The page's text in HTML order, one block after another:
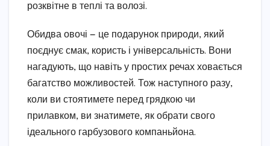
розквітне в теплі та волозі.
Обидва овочі — це подарунок природи, який
поєднує смак, користь і універсальність. Вони
нагадують, що навіть у простих речах ховається
багатство можливостей. Тож наступного разу,
коли ви стоятимете перед грядкою чи
прилавком, ви знатимете, як обрати свого
ідеального гарбузового компаньйона.